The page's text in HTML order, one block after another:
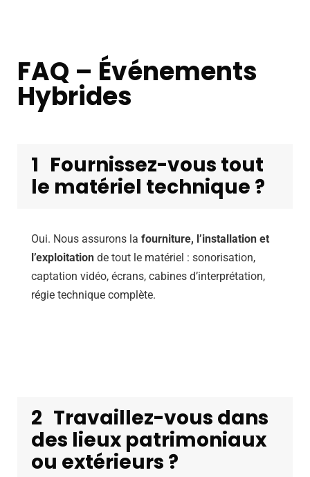
FAQ – Événements
Hybrides
1 Fournissez-vous tout
le matériel technique ?
Oui. Nous assurons la fourniture, l’installation et
l’exploitation de tout le matériel : sonorisation,
captation vidéo, écrans, cabines d’interprétation,
régie technique complète.
2 Travaillez-vous dans
des lieux patrimoniaux
ou extérieurs ?